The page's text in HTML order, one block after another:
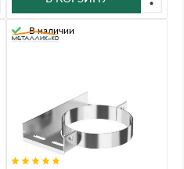
В наличии